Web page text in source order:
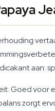
aan:
Goed voor
zorgt